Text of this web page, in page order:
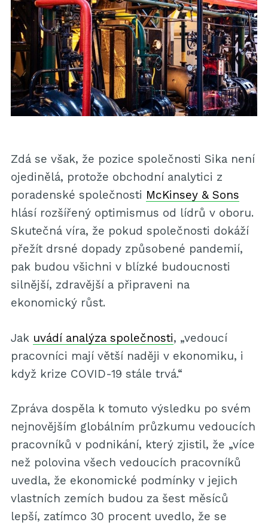
Zdá se však, že pozice společnosti Sika není
ojedinělá, protože obchodní analytici z
poradenské společnosti McKinsey & Sons
hlásí rozšířený optimismus od lídrů v oboru.
Skutečná víra, že pokud společnosti dokáží
přežít drsné dopady způsobené pandemií,
pak budou všichni v blízké budoucnosti
silnější, zdravější a připraveni na
ekonomický růst.
Jak uvádí analýza společnosti, „vedoucí
pracovníci mají větší naději v ekonomiku, i
když krize COVID-19 stále trvá.“
Zpráva dospěla k tomuto výsledku po svém
nejnovějším globálním průzkumu vedoucích
pracovníků v podnikání, který zjistil, že „více
než polovina všech vedoucích pracovníků
uvedla, že ekonomické podmínky v jejich
vlastních zemích budou za šest měsíců
lepší, zatímco 30 procent uvedlo, že se